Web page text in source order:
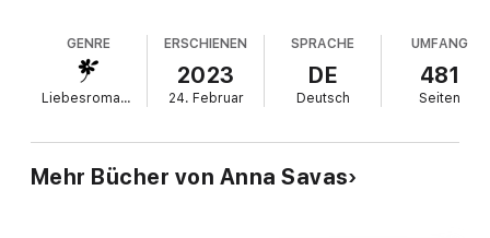
noch Zoe, die ihn an alles erinnert, was er verloren hat. Doch
als Zoe Jase als Tanzpartnerin zugeteilt wird, kommen sie sich
unweigerlich näher - genauso wie ihrer gemeinsamen
Vergangenheit, die sie beide bis heute nicht vergessen
"Eine Geschichte voller Twists und Wahrheiten, mit der sich
Anna Savas ab der ersten Seite in mein Herz geschrieben hat.
GENRE
Liebesromane
ERSCHIENEN
2023
24. Februar
SPRACHE
DE
Deutsch
UMFANG
481
Seiten
Mehr Bücher von Anna Savas